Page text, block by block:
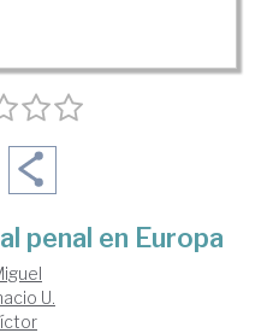
penal en Europa
U.